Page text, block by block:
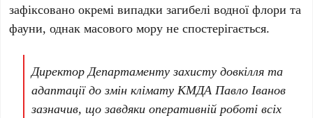
зафіксовано окремі випадки загибелі водної флори та
фауни, однак масового мору не спостерігається.
ДиректорДепартаменту захисту довкілля та
адаптації до змін клімату КМДА Павло Іванов
зазначив, що завдяки оперативній роботі всіх